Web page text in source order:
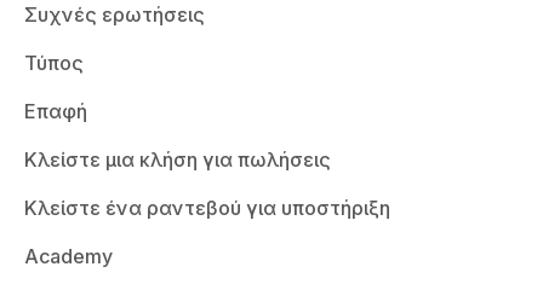
Συχνές ερωτήσεις
Τύπος
Επαφή
Κλείστε μια κλήση για πωλήσεις
Κλείστε ένα ραντεβού για υποστήριξη
Academy